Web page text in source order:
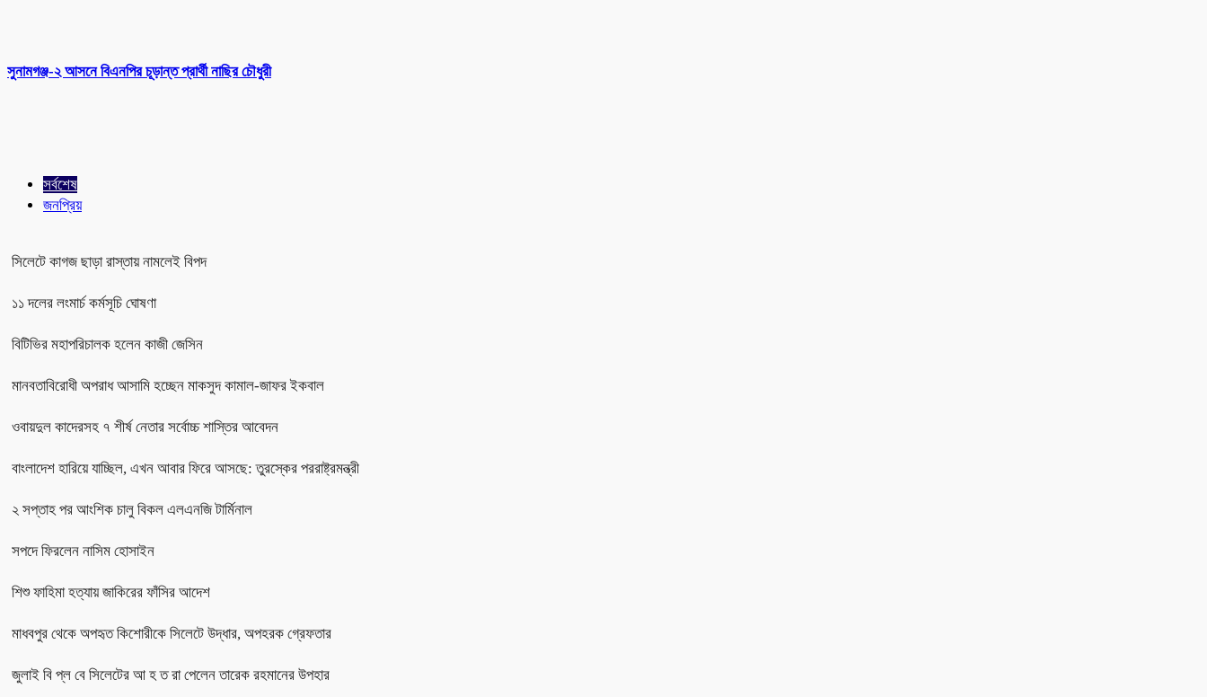
সুনামগঞ্জ-২ আসনে বিএনপির চূড়ান্ত প্রার্থী নাছির চৌধুরী
সর্বশেষ
জনপ্রিয়
সিলেটে কাগজ ছাড়া রাস্তায় নামলেই বিপদ
১১ দলের লংমার্চ কর্মসূচি ঘোষণা
বিটিভির মহাপরিচালক হলেন কাজী জেসিন
মানবতাবিরোধী অপরাধ আসামি হচ্ছেন মাকসুদ কামাল-জাফর ইকবাল
ওবায়দুল কাদেরসহ ৭ শীর্ষ নেতার সর্বোচ্চ শাস্তির আবেদন
বাংলাদেশ হারিয়ে যাচ্ছিল, এখন আবার ফিরে আসছে: তুরস্কের পররাষ্ট্রমন্ত্রী
২ সপ্তাহ পর আংশিক চালু বিকল এলএনজি টার্মিনাল
সপদে ফিরলেন নাসিম হোসাইন
শিশু ফাহিমা হত্যায় জাকিরের ফাঁসির আদেশ
মাধবপুর থেকে অপহৃত কিশোরীকে সিলেটে উদ্ধার, অপহরক গ্রেফতার
জুলাই বি প্ল বে সিলেটের আ হ ত রা পেলেন তারেক রহমানের উপহার